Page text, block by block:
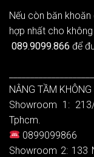
Nếu còn băn
hợp nhất cho
089.9099.866 để
NÂNG TẦM
Showroom 1:
Tphcm.
0899099866
Showroom 2: 133